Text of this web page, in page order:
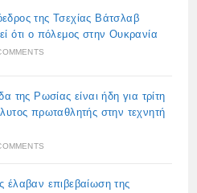
της Τσεχίας Βάτσλαβ
ότι ο πόλεμος στην Ουκρανία
της Ρωσίας είναι ήδη για τρίτη
πρωταθλητής στην τεχνητή
επιβεβαίωση της